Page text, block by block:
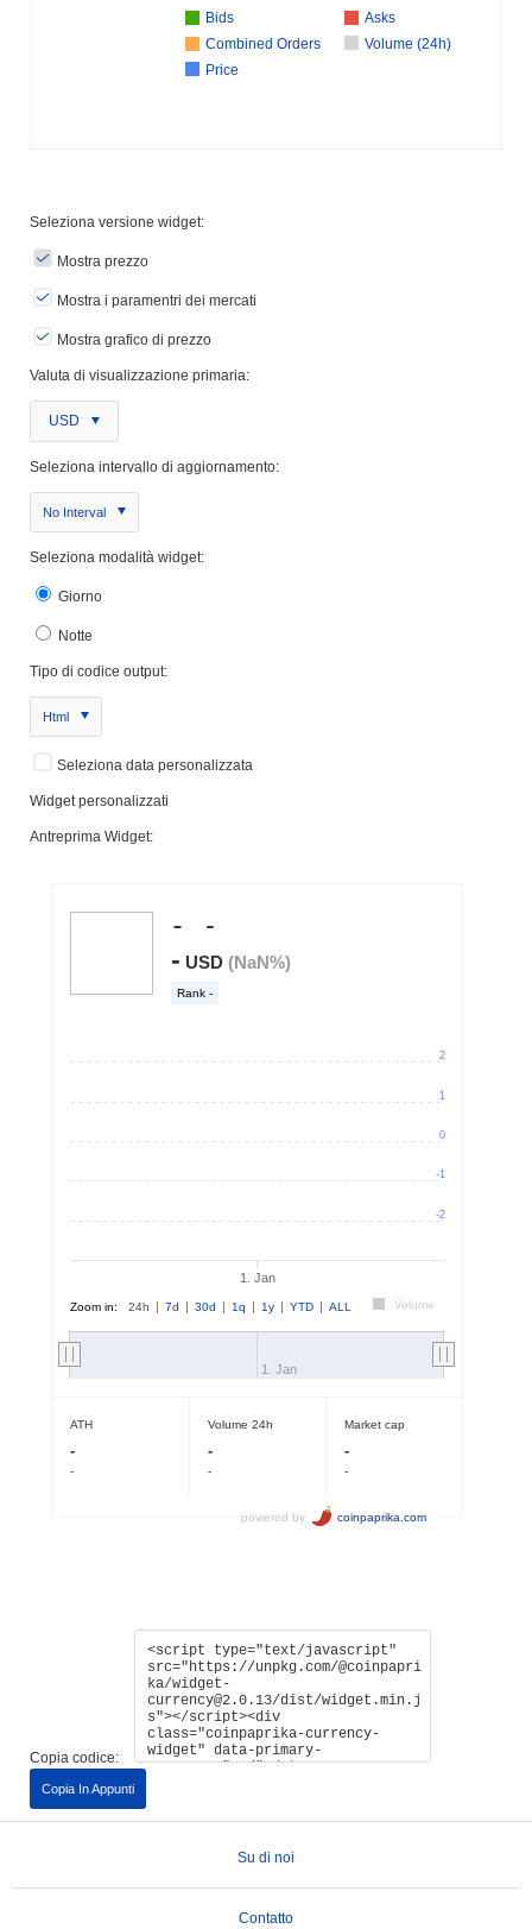
Bids
Asks
Combined Orders
Volume (24h)
Price
Seleziona versione widget:
Mostra prezzo
Mostra i paramentri dei mercati
Mostra grafico di prezzo
Valuta di visualizzazione primaria:
USD
Seleziona intervallo di aggiornamento:
No Interval
Seleziona modalità widget:
Giorno
Notte
Tipo di codice output:
Html
Seleziona data personalizzata
Widget personalizzati
Antreprima Widget:
Copia codice:
Copia In Appunti
Su di noi
Contatto